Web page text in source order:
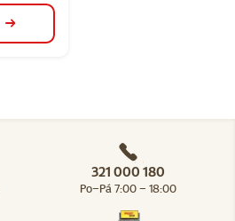
detail
321 000 180
Po–Pá 7:00 – 18:00